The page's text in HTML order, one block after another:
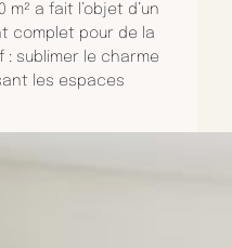
a fait l’objet d’un
complet pour de la
: sublimer le charme
les espaces